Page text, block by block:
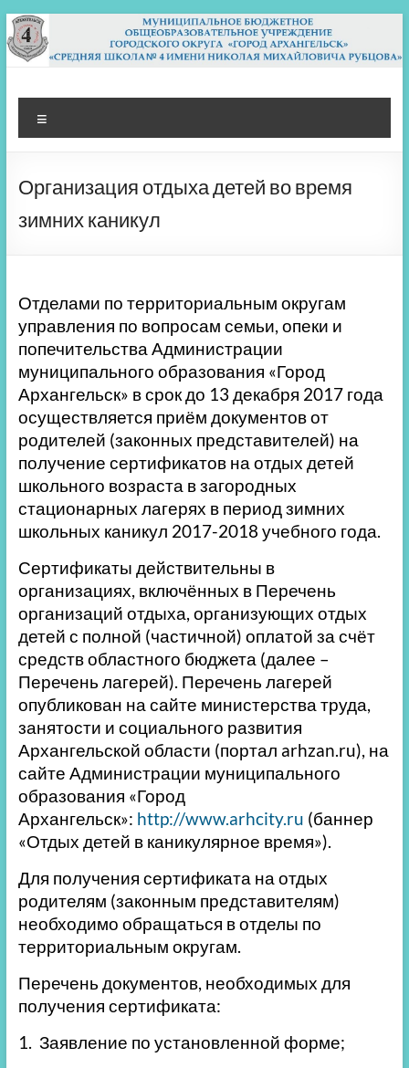
Перейти
к
содержимому
МБОУ СШ 4
Архангельск
Организация отдыха детей во время
зимних каникул
Отделами по территориальным округам
управления по вопросам семьи, опеки и
попечительства Администрации
муниципального образования «Город
Архангельск» в срок до 13 декабря 2017 года
осуществляется приём документов от
родителей (законных представителей) на
получение сертификатов на отдых детей
школьного возраста в загородных
стационарных лагерях в период зимних
школьных каникул 2017-2018 учебного года.
Сертификаты действительны в
организациях, включённых в Перечень
организаций отдыха, организующих отдых
детей с полной (частичной) оплатой за счёт
средств областного бюджета (далее –
Перечень лагерей). Перечень лагерей
опубликован на сайте министерства труда,
занятости и социального развития
Архангельской области (портал arhzan.ru), на
сайте Администрации муниципального
образования «Город
Архангельск»: http://www.arhcity.ru (баннер
«Отдых детей в каникулярное время»).
Для получения сертификата на отдых
родителям (законным представителям)
необходимо обращаться в отделы по
территориальным округам.
Перечень документов, необходимых для
получения сертификата:
1. Заявление по установленной форме;